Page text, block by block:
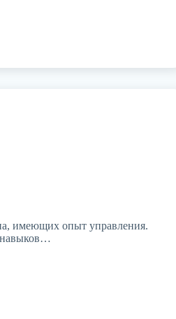
имеющих опыт управления.
навыков…